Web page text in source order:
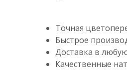
Точная
Быстрое
Доставка в
Качественные